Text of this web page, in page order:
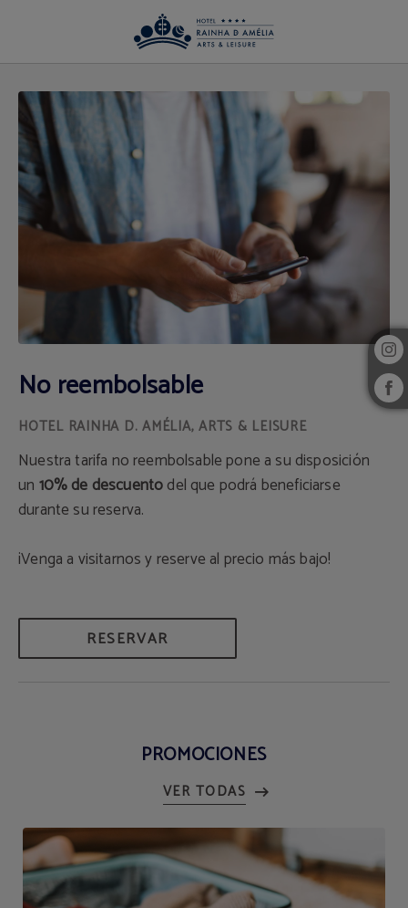
No reembolsable
Nuestra tarifa no reembolsable pone a su disposición
un 10% de descuentodel que podrá beneficiarse
durante su reserva.
¡Venga a visitarnos y reserve al precio más bajo!
RESERVAR
PROMOCIONES